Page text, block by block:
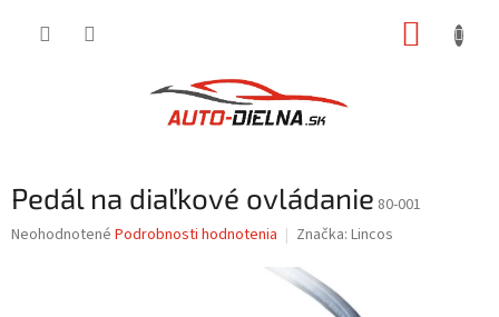
Pedál na diaľkové ovládanie 80-001
Priemerné
Neohodnotené Podrobnosti hodnotenia Značka: Lincos